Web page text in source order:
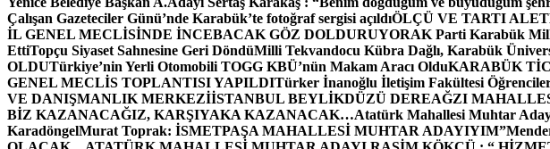
Çalışan Gazeteciler Günü’nde Karabük’te fotoğraf sergisi açıldıÖLÇÜ VE TARTI
İL GENEL MECLİSİNDE İNCEBACAK GÖZ DOLDURUYORAK Parti Karabük
EttiTopçu Siyaset Sahnesine Geri DöndüMilli Tekvandocu Kübra Dağlı, Karabük
OLDUTürkiye’nin Yerli Otomobili TOGG KBÜ’nün Makam Aracı OlduKARABÜK
GENEL MECLİS TOPLANTISI YAPILDITürker İnanoğlu İletişim Fakültesi
VE DANIŞMANLIK MERKEZİİSTANBUL BEYLİKDÜZÜ DEREAĞZI
BİZ KAZANACAĞIZ, KARŞIYAKA KAZANACAK…Atatürk Mahallesi Muhtar
KaradöngelMurat Toprak: İSMETPAŞA MAHALLESİ MUHTAR ADAYIYIM”